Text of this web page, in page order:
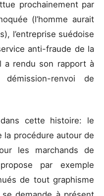
prochainement par
(l’homme aurait
l’entreprise suédoise
anti-fraude de la
a rendu son rapport à
renvoi de
cette histoire: le
la procédure autour de
les marchands de
par exemple
de tout graphisme